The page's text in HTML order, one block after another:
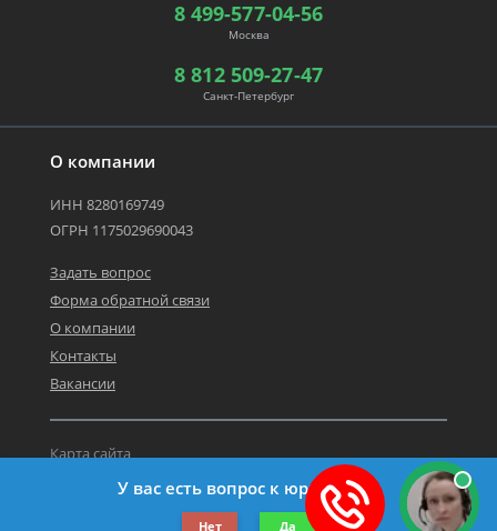
О компании
ИНН 8280169749
ОГРН 1175029690043
Задать вопрос
Форма обратной связи
О компании
Контакты
Вакансии
©2019-2026 Все права защищены.
Карта сайта
Политика персональных данных
8 499-577-04-56
Москва
8 812 509-27-47
Санкт-Петербург
У вас есть вопрос к юристу?
Нет Да